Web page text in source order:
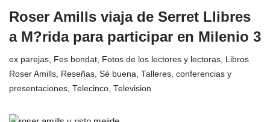
Roser Amills viaja de Serret Llibres
a M?rida para participar en Milenio 3
ex parejas, Fes bondat, Fotos de los lectores y lectoras, Libros
Roser Amills, Reseñas, Sé buena, Talleres, conferencias y
presentaciones, Telecinco, Television